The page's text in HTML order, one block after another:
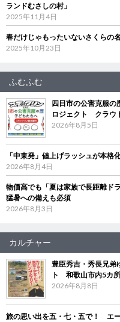
ランドむさしの村」
2025年11月4日
春だけじゃもったいないさくらの
2025年10月23日
ふむふむ
四日市の公害克服の
ロジェクト クラウ
2026年8月5日
「中東発」値上げラッシュが本
2026年8月4日
物価高でも「夏は家族で長距離ド
猛暑への備えも必須
2026年8月3日
カルチャー
豊臣秀吉・秀長兄弟
ト 和歌山市内5カ
2026年8月8日
旅の思い出を五・七・五で！ エ